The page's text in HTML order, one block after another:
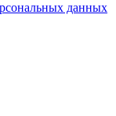
данных